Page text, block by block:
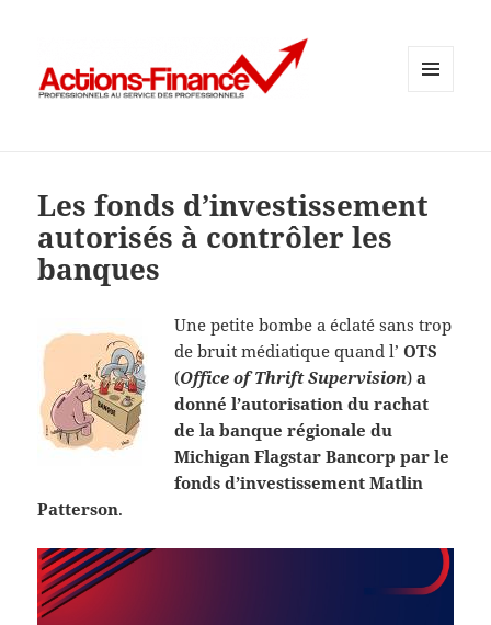
Les fonds d’investissement
autorisés à contrôler les
banques
Une petite bombe a éclaté sans trop
de bruit médiatique quand l’OTS
(Office of Thrift Supervision)a
donné l’autorisation du rachat
de la banque régionale du
Michigan Flagstar Bancorp par le
fonds d’investissement Matlin
Patterson.